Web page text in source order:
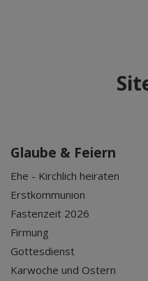
Glaube & Feiern
Ehe - Kirchlich heiraten
Erstkommunion
Fastenzeit 2026
Firmung
Gottesdienst
Karwoche und Ostern